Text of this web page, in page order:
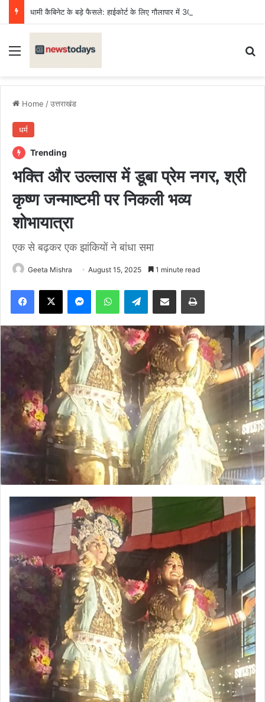
Menu
Home /उत्तराखंड
धर्म
Trending
भक्ति और उल्लास में डूबा प्रेम नगर, श्री
कृष्ण जन्माष्टमी पर निकली भव्य
शोभायात्रा
एक से बढ़कर एक झांकियों ने बांधा समा
Geeta Mishra August 15, 2025 1 minute read
Facebook
X MessengerWhatsAppTelegramShare via Email Print